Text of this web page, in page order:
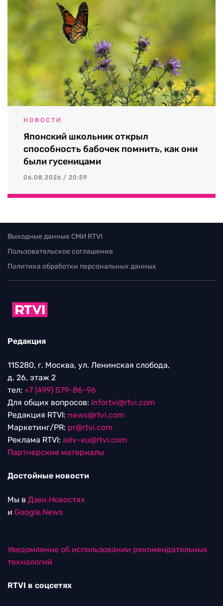
НОВОСТИ
Японский школьник открыл
способность бабочек помнить, как они
были гусеницами
06.08.2026 / 20:59
Выходные данные СМИ RTVI
Пользовательское соглашение
Политика обработки персональных данных
Редакция
115280, г. Москва, ул. Ленинская слобода,
д. 26, этаж 2
тел: +7 (499) 579-86-96
Для общих вопросов: Infortvi@rtvi.com
Редакция RTVI: news@rtvi.com
Маркетинг/PR: pr@rtvi.com
Реклама RTVI: adv-eu@rtvi.com
Партнерские материалы
Достойные новости
Мы в Дзен.Новостях
и Google.News
Уведомление об использовании рекомендательных
технологий
RTVI в соцсетях